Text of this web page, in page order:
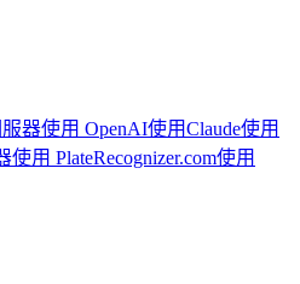
器使用 OpenAI使用Claude使用
使用 PlateRecognizer.com使用